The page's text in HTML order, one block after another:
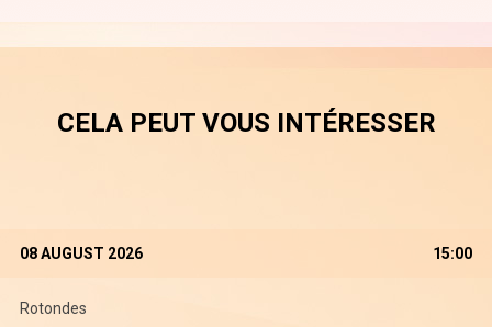
CELA PEUT VOUS INTÉRESSER
08 AUGUST 2026 15:00
Rotondes